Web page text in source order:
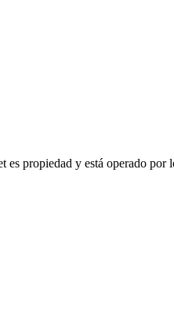
y está operado por